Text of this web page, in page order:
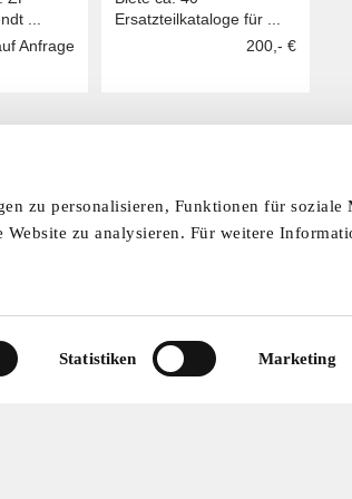
zu personalisieren, Funktionen für soziale
zu analysieren. Für weitere
Statistiken Marketing
...
Anfrage
Ersatzteilkataloge für ...
200,- €
App herunter:
Zeitschriften